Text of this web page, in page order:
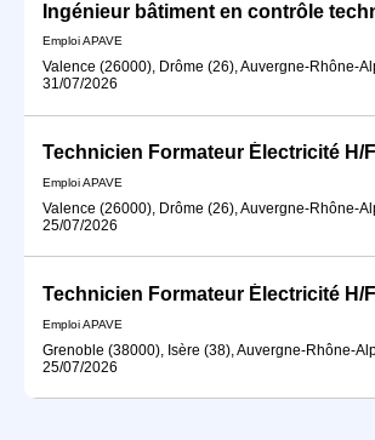
Emploi APAVE
Valence (26000), Drôme (26), Auvergne-Rhône-
31/07/2026
Technicien Formateur Électricité H/F
Emploi APAVE
Valence (26000), Drôme (26), Auvergne-Rhône-
25/07/2026
Technicien Formateur Électricité H/F
Emploi APAVE
Grenoble (38000), Isère (38), Auvergne-Rhône-
25/07/2026